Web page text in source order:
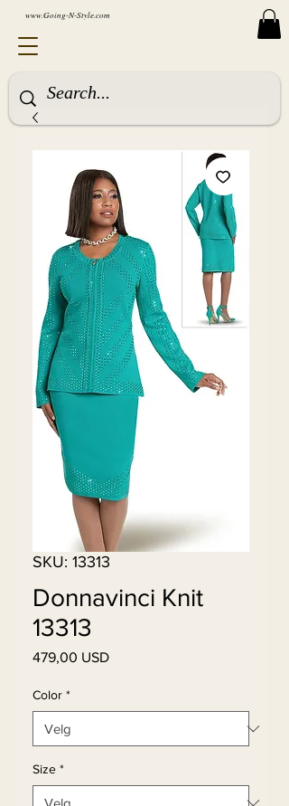
www.Going-N-Style.com
SKU: 13313
Donnavinci Knit
13313
479,00 USDPris
Color *
Size *